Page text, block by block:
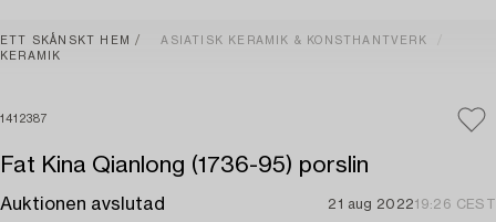
ETT SKÅNSKT HEM
ASIATISK KERAMIK & KONSTHANTVERK
KERAMIK
1412387
Fat Kina Qianlong (1736-95) porslin
Auktionen avslutad 21 aug 202219:26 CEST